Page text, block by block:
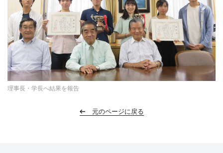
理事長・学長へ結果を報告
元のページに戻る